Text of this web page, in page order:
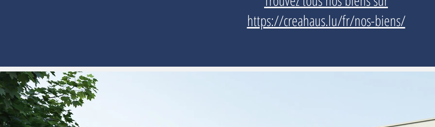
https://creahaus.lu/fr/nos-biens/